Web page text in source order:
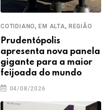
COTIDIANO,EM ALTA, REGIÃO
Prudentópolis
apresenta nova panela
gigante para a maior
feijoada do mundo
04/08/2026